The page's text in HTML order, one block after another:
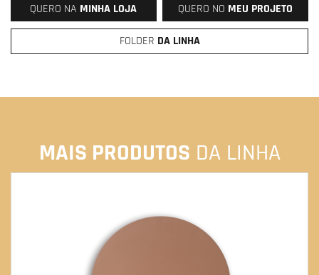
QUERO NA MINHA LOJA QUERO NO MEU PROJETO
FOLDER DA LINHA
MAIS PRODUTOS DA LINHA